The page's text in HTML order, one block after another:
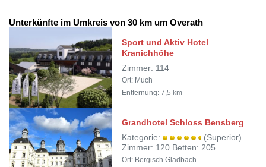
Unterkünfte im Umkreis von 30 km um Overath
Sport und Aktiv Hotel
Kranichhöhe
Zimmer: 114
Ort: Much
Entfernung: 7,5 km
Grandhotel Schloss Bensberg
Kategorie:
(Superior)
Zimmer: 120 Betten: 205
Ort: Bergisch Gladbach